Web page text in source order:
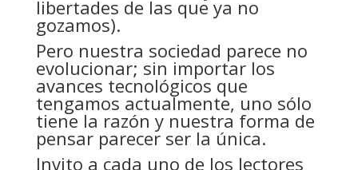
libertades de las que ya no
gozamos).
Pero nuestra sociedad parece no
evolucionar; sin importar los
avances tecnológicos que
tengamos actualmente, uno sólo
tiene la razón y nuestra forma de
pensar parecer ser la única.
Invito a cada uno de los lectores